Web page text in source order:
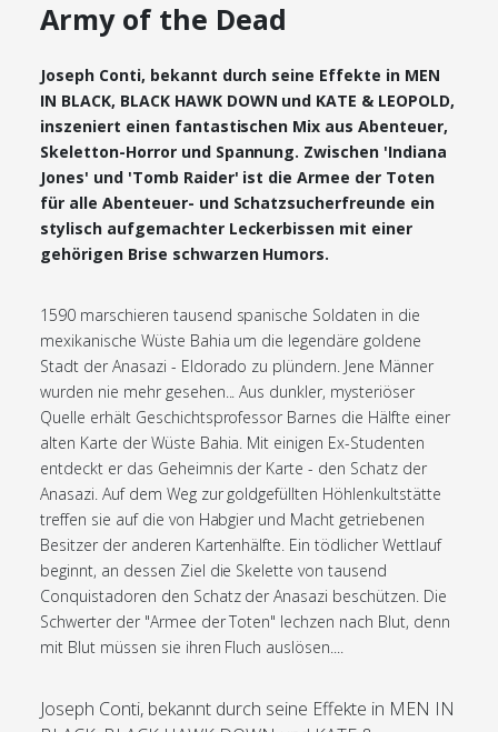
Army of the Dead
Joseph Conti, bekannt durch seine Effekte in MEN
IN BLACK, BLACK HAWK DOWN und KATE & LEOPOLD,
inszeniert einen fantastischen Mix aus Abenteuer,
Skeletton-Horror und Spannung. Zwischen 'Indiana
Jones' und 'Tomb Raider' ist die Armee der Toten
für alle Abenteuer- und Schatzsucherfreunde ein
stylisch aufgemachter Leckerbissen mit einer
gehörigen Brise schwarzen Humors.
1590 marschieren tausend spanische Soldaten in die
mexikanische Wüste Bahia um die legendäre goldene
Stadt der Anasazi - Eldorado zu plündern. Jene Männer
wurden nie mehr gesehen... Aus dunkler, mysteriöser
Quelle erhält Geschichtsprofessor Barnes die Hälfte einer
alten Karte der Wüste Bahia. Mit einigen Ex-Studenten
entdeckt er das Geheimnis der Karte - den Schatz der
Anasazi. Auf dem Weg zur goldgefüllten Höhlenkultstätte
treffen sie auf die von Habgier und Macht getriebenen
Besitzer der anderen Kartenhälfte. Ein tödlicher Wettlauf
beginnt, an dessen Ziel die Skelette von tausend
Conquistadoren den Schatz der Anasazi beschützen. Die
Schwerter der "Armee der Toten" lechzen nach Blut, denn
mit Blut müssen sie ihren Fluch auslösen....
Joseph Conti, bekannt durch seine Effekte in MEN IN